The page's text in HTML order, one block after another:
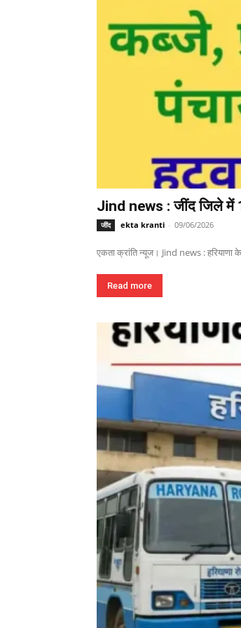
Jind news : जींद जिले में
जींद ekta kranti - 09/06/2026
एकता क्रांति न्यूज। Jind news : हरियाणा के
Read more